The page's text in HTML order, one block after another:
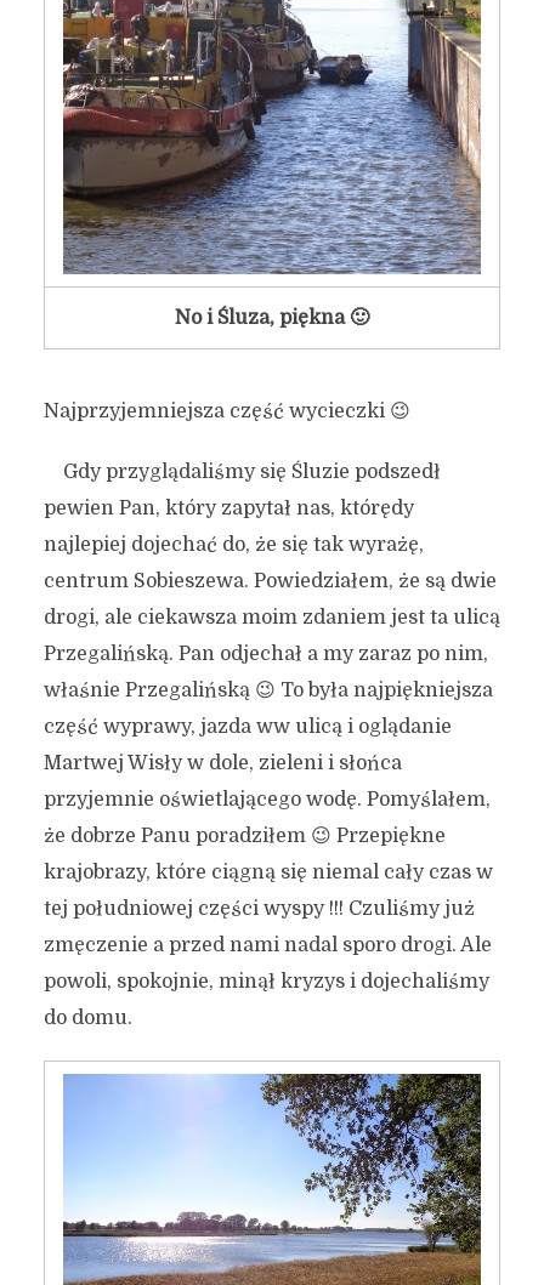
Autor:Kamil Sulewski
No i Śluza, piękna 🙂
Najprzyjemniejsza część wycieczki 😉
Gdy przyglądaliśmy się Śluzie podszedł
pewien Pan, który zapytał nas, którędy
najlepiej dojechać do, że się tak wyrażę,
centrum Sobieszewa. Powiedziałem, że są dwie
drogi, ale ciekawsza moim zdaniem jest ta ulicą
Przegalińską. Pan odjechał a my zaraz po nim,
właśnie Przegalińską 😉 To była najpiękniejsza
część wyprawy, jazda ww ulicą i oglądanie
Martwej Wisły w dole, zieleni i słońca
przyjemnie oświetlającego wodę. Pomyślałem,
że dobrze Panu poradziłem 😉 Przepiękne
krajobrazy, które ciągną się niemal cały czas w
tej południowej części wyspy !!! Czuliśmy już
zmęczenie a przed nami nadal sporo drogi. Ale
powoli, spokojnie, minął kryzys i dojechaliśmy
do domu.